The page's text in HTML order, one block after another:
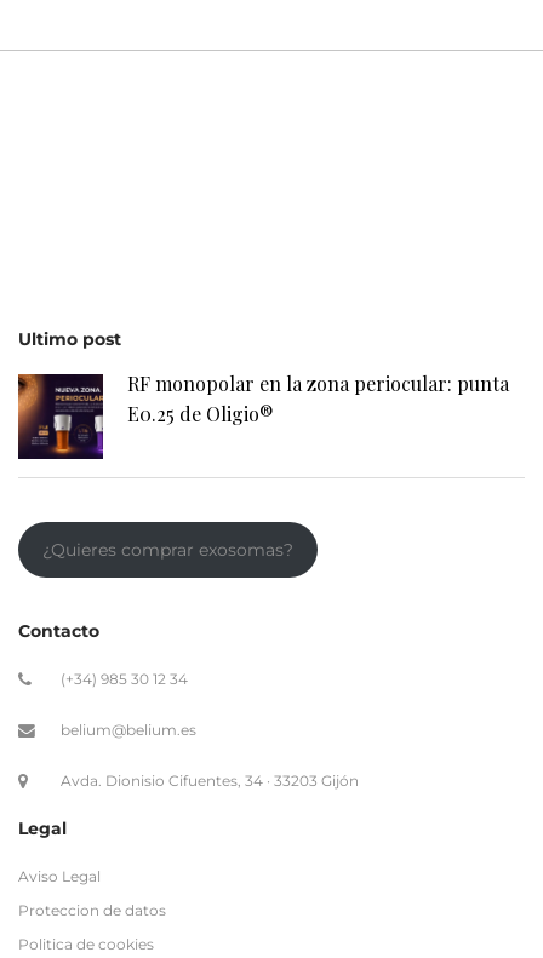
¿Quieres comprar exosomas?
(+34) 985 30 12 34
Proteccion de datos
Politica de cookies
Términos y condiciones de contratación